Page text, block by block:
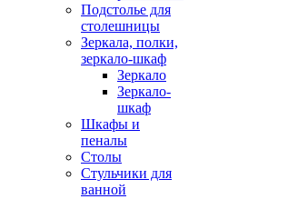
Подстолье для
столешницы
Зеркала, полки,
зеркало-шкаф
Зеркало
Зеркало-
шкаф
Шкафы и
пеналы
Столы
Стульчики для
ванной